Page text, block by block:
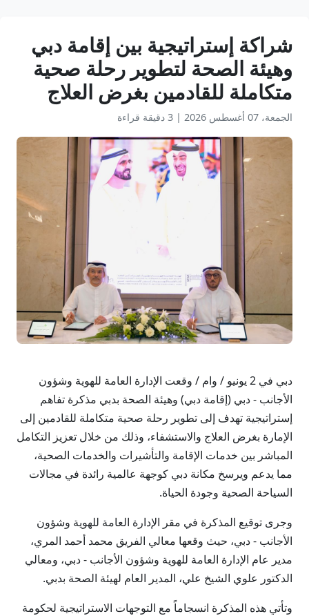
شراكة إستراتيجية بين إقامة دبي
وهيئة الصحة لتطوير رحلة صحية
متكاملة للقادمين بغرض العلاج
الجمعة، 07 أغسطس 2026 | 3 دقيقة قراءة
دبي في 2 يونيو / وام / وقعت الإدارة العامة للهوية وشؤون
الأجانب - دبي (إقامة دبي) وهيئة الصحة بدبي مذكرة تفاهم
إستراتيجية تهدف إلى تطوير رحلة صحية متكاملة للقادمين إلى
الإمارة بغرض العلاج والاستشفاء، وذلك من خلال تعزيز التكامل
المباشر بين خدمات الإقامة والتأشيرات والخدمات الصحية،
مما يدعم ويرسخ مكانة دبي كوجهة عالمية رائدة في مجالات
السياحة الصحية وجودة الحياة.
وجرى توقيع المذكرة في مقر الإدارة العامة للهوية وشؤون
الأجانب - دبي، حيث وقعها معالي الفريق محمد أحمد المري،
مدير عام الإدارة العامة للهوية وشؤون الأجانب - دبي، ومعالي
الدكتور علوي الشيخ علي، المدير العام لهيئة الصحة بدبي.
وتأتي هذه المذكرة انسجاماً مع التوجهات الاستراتيجية لحكومة